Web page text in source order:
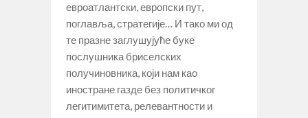
евроатлантски, европски пут,
поглавља, стратегије… И тако ми од
те празне заглушујуће буке
послушника бриселских
получиновника, који нам као
иностране газде без политичког
легитимитета, релевантности и